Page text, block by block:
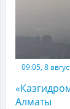
09:05, 8
Алматы